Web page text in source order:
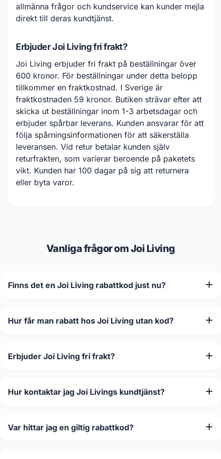
allmänna frågor och kundservice kan kunder mejla
direkt till deras kundtjänst.
Erbjuder Joi Living fri frakt?
Joi Living erbjuder fri frakt på beställningar över
600 kronor. För beställningar under detta belopp
tillkommer en fraktkostnad. I Sverige är
fraktkostnaden 59 kronor. Butiken strävar efter att
skicka ut beställningar inom 1-3 arbetsdagar och
erbjuder spårbar leverans. Kunden ansvarar för att
följa spårningsinformationen för att säkerställa
leveransen. Vid retur betalar kunden själv
returfrakten, som varierar beroende på paketets
vikt. Kunden har 100 dagar på sig att returnera
eller byta varor.
Vanliga frågor om Joi Living
Finns det en Joi Living rabattkod just nu?
Hur får man rabatt hos Joi Living utan kod?
Erbjuder Joi Living fri frakt?
Hur kontaktar jag Joi Livings kundtjänst?
Var hittar jag en giltig rabattkod?